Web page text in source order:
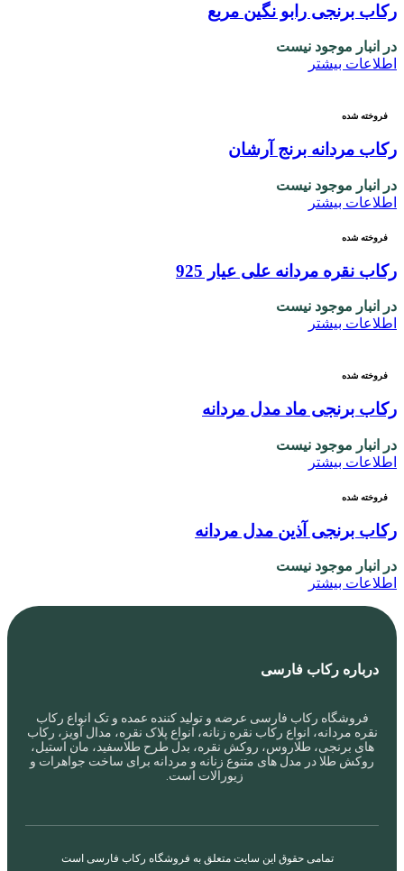
رکاب برنجی رابو نگین مربع
در انبار موجود نیست
اطلاعات بیشتر
فروخته شده
رکاب مردانه برنج آرشان
در انبار موجود نیست
اطلاعات بیشتر
فروخته شده
رکاب نقره مردانه علی عیار 925
در انبار موجود نیست
اطلاعات بیشتر
فروخته شده
رکاب برنجی ماد مدل مردانه
در انبار موجود نیست
اطلاعات بیشتر
فروخته شده
رکاب برنجی آذین مدل مردانه
در انبار موجود نیست
اطلاعات بیشتر
درباره رکاب فارسی
فروشگاه رکاب فارسی عرضه و تولید کننده عمده و تک انواع رکاب
نقره مردانه، انواع رکاب نقره زنانه، انواع پلاک نقره، مدال آویز، رکاب
های برنجی، طلاروس، روکش نقره، بدل طرح طلاسفید، مان استیل،
روکش طلا در مدل های متنوع زنانه و مردانه برای ساخت جواهرات و
زیورالات است.
تمامی حقوق این سایت متعلق به فروشگاه رکاب فارسی است